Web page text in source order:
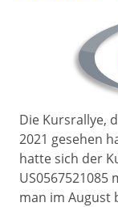
Die Kursrallye,
2021 gesehen
hatte sich der
man im August